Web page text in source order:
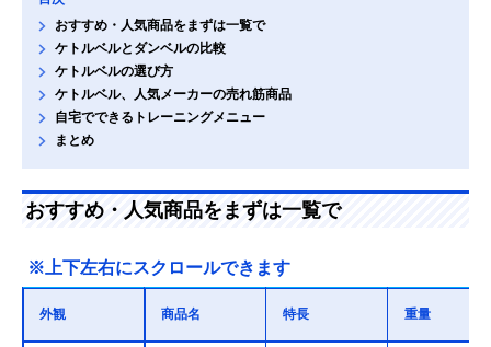
おすすめ・人気商品をまずは一覧で
ケトルベルとダンベルの比較
ケトルベルの選び方
ケトルベル、人気メーカーの売れ筋商品
自宅でできるトレーニングメニュー
まとめ
おすすめ・人気商品をまずは一覧で
※上下左右にスクロールできます
外観 商品名 特長 重量